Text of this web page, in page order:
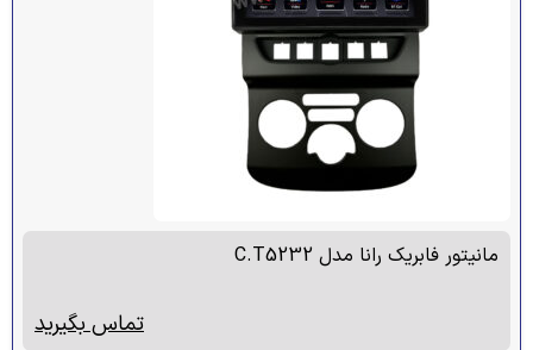
مانیتور فابریک رانا مدل C.T5232
تماس بگیرید